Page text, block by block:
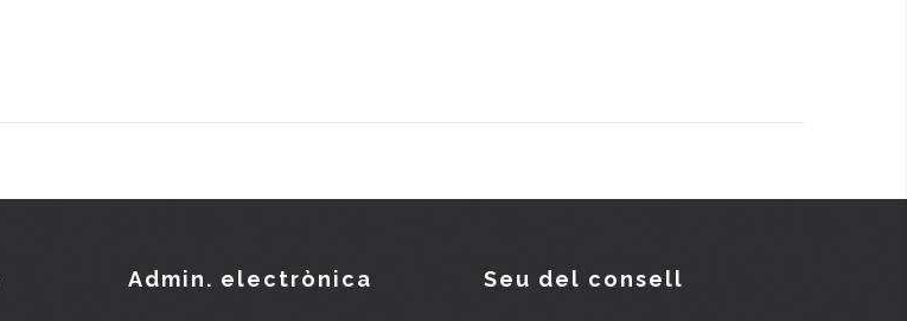
Admin. electrònica Seu del consell